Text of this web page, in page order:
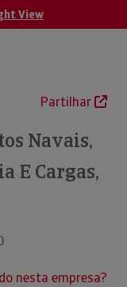
View
Partilhar
Navais,
E Cargas,
nesta empresa?